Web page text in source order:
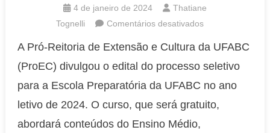
4 de janeiro de 2024
Thatiane
Tognelli
Comentários desativadosem
abre
inscrições
de
seletivo
A Pró-Reitoria de Extensão e Cultura da UFABC
(ProEC) divulgou o edital do processo seletivo
para a Escola Preparatória da UFABC no ano
letivo de 2024. O curso, que será gratuito,
abordará conteúdos do Ensino Médio,